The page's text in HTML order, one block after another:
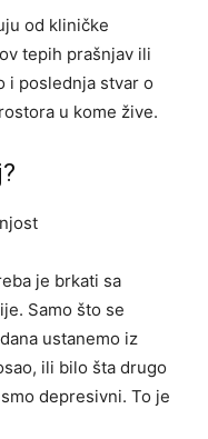
od kliničke
tepih prašnjav ili
i poslednja stvar o
u kome žive.
je brkati sa
Samo što se
ustanemo iz
ili bilo šta drugo
depresivni. To je